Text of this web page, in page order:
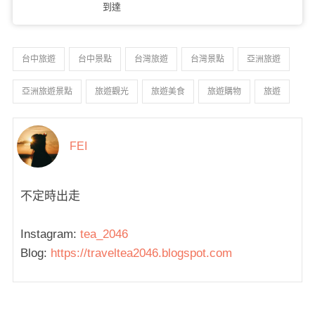
到達
台中旅遊 台中景點 台灣旅遊 台灣景點 亞洲旅遊
亞洲旅遊景點 旅遊觀光 旅遊美食 旅遊購物 旅遊
FEI
不定時出走
Instagram: tea_2046
Blog: https://traveltea2046.blogspot.com